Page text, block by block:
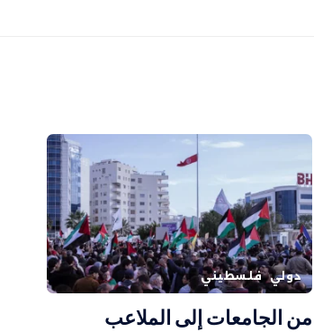
دولي فلسطيني
من الجامعات إلى الملاعب